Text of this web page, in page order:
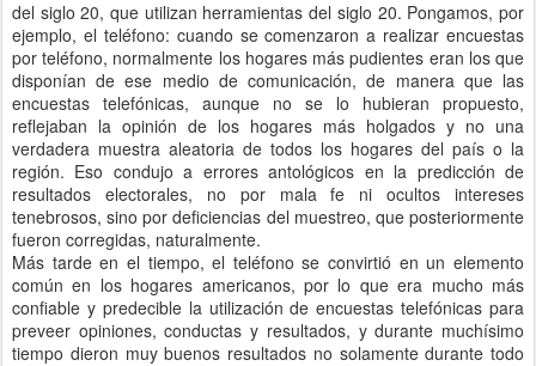
del siglo 20, que utilizan herramientas del siglo 20. Pongamos, por
ejemplo, el teléfono: cuando se comenzaron a realizar encuestas
por teléfono, normalmente los hogares más pudientes eran los que
disponían de ese medio de comunicación, de manera que las
encuestas telefónicas, aunque no se lo hubieran propuesto,
reflejaban la opinión de los hogares más holgados y no una
verdadera muestra aleatoria de todos los hogares del país o la
región. Eso condujo a errores antológicos en la predicción de
resultados electorales, no por mala fe ni ocultos intereses
tenebrosos, sino por deficiencias del muestreo, que posteriormente
fueron corregidas, naturalmente.
Más tarde en el tiempo, el teléfono se convirtió en un elemento
común en los hogares americanos, por lo que era mucho más
confiable y predecible la utilización de encuestas telefónicas para
preveer opiniones, conductas y resultados, y durante muchísimo
tiempo dieron muy buenos resultados no solamente durante todo